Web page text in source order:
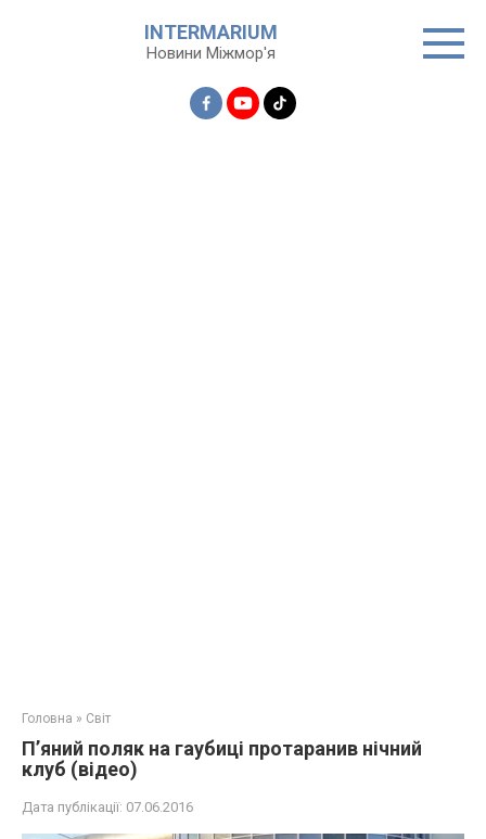
INTERMARIUM
Новини Міжмор'я
Головна » Світ
П’яний поляк на гаубиці протаранив нічний
клуб (відео)
Дата публікації: 07.06.2016